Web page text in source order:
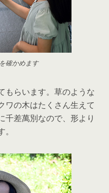
確かめます
もらいます。草のような
ワの木はたくさん生えて
千差萬別なので、形より